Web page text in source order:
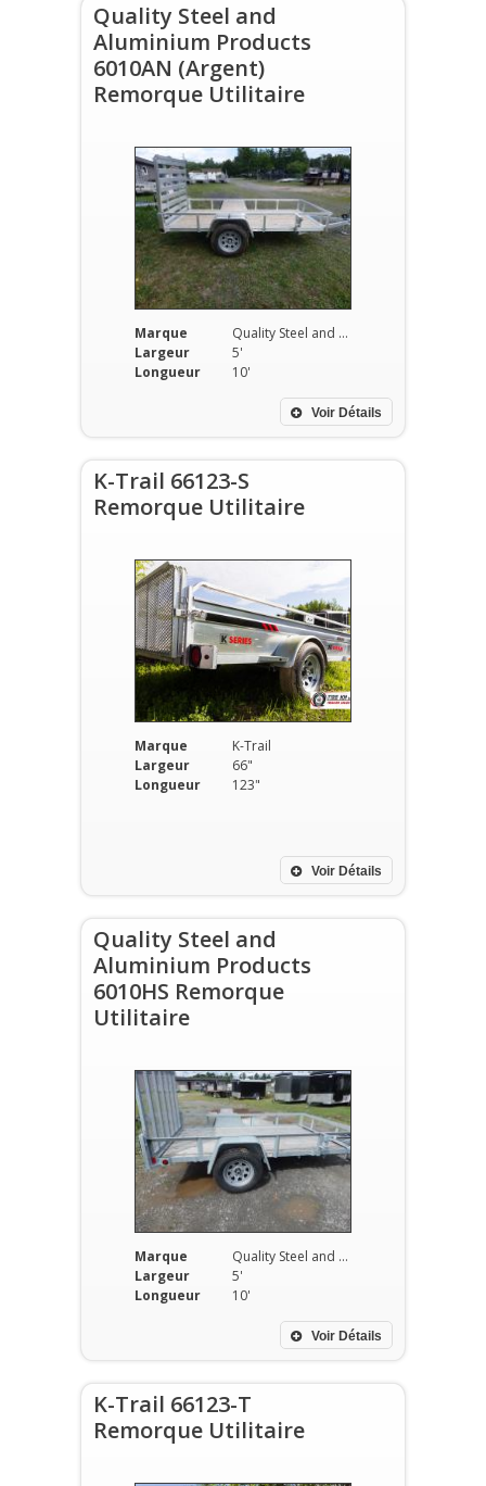
Quality Steel and
Aluminium Products
6010AN (Argent)
Remorque Utilitaire
Marque
Quality Steel and Aluminium Products
Largeur
5'
Longueur
10'
Voir Détails
K-Trail 66123-S
Remorque Utilitaire
Marque
K-Trail
Largeur
66"
Longueur
123"
Voir Détails
Quality Steel and
Aluminium Products
6010HS Remorque
Utilitaire
Marque
Quality Steel and Aluminium Products
Largeur
5'
Longueur
10'
Voir Détails
K-Trail 66123-T
Remorque Utilitaire